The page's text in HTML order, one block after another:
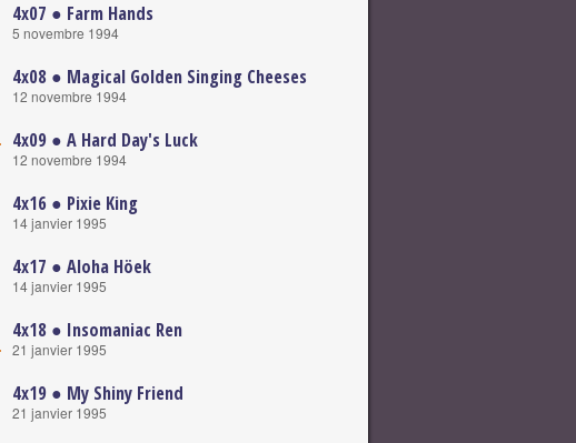
4x07 ● Farm Hands
5 novembre 1994
4x08 ● Magical Golden Singing Cheeses
12 novembre 1994
4x09 ● A Hard Day's Luck
12 novembre 1994
4x16 ● Pixie King
14 janvier 1995
4x17 ● Aloha Höek
14 janvier 1995
4x18 ● Insomaniac Ren
21 janvier 1995
4x19 ● My Shiny Friend
21 janvier 1995